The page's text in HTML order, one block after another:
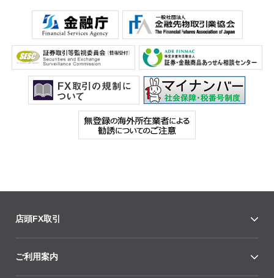
店頭FX取引
ご利用案内